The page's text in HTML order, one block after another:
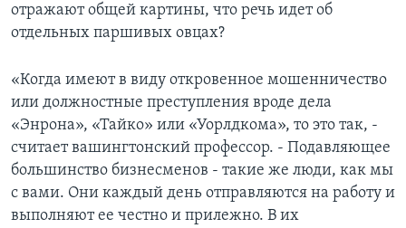
отражают общей картины, что речь идет об
отдельных паршивых овцах?
«Когда имеют в виду откровенное мошенничество
или должностные преступления вроде дела
«Энрона», «Тайко» или «Уорлдкома», то это так, -
считает вашингтонский профессор. - Подавляющее
большинство бизнесменов - такие же люди, как мы
с вами. Они каждый день отправляются на работу и
выполняют ее честно и прилежно. В их